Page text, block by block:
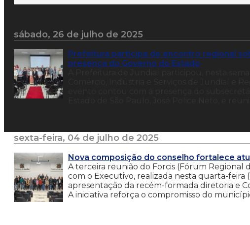
sábado, 26 de julho de 2025
Prefeitura participa de encontro regional
presença do Governo do Estado
sexta-feira, 04 de julho de 2025
Nova composição do conselho fortalece
A terceira reunião do Forcis (Fórum Regional
com o Executivo, realizada nesta quarta-
apresentação da recém-formada diretoria e
A iniciativa reforça o compromisso do